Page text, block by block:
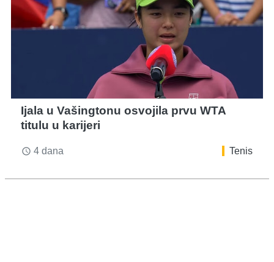
Ijala u Vašingtonu osvojila prvu WTA
titulu u karijeri
access_time 4 dana Tenis